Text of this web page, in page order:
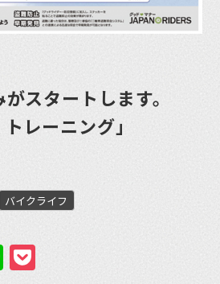
スタートします。
レーニング」
バイクライフ
Line